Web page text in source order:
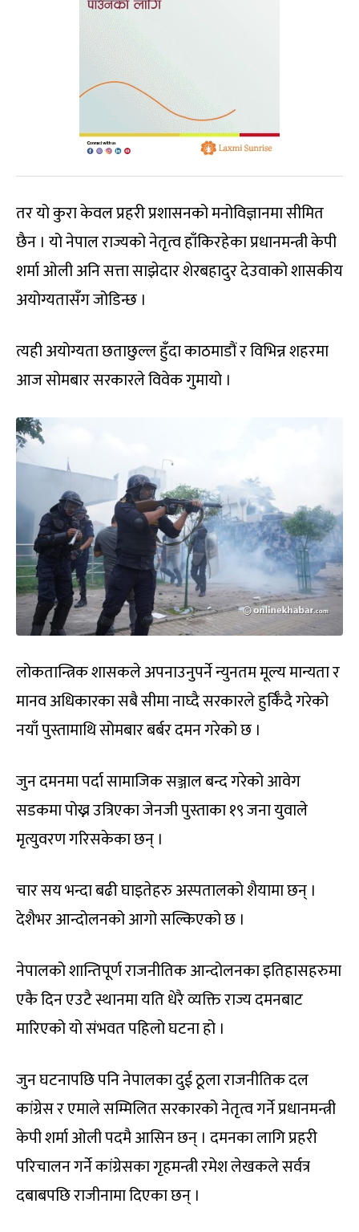
तर यो कुरा केवल प्रहरी प्रशासनको मनोविज्ञानमा सीमित
छैन । यो नेपाल राज्यको नेतृत्व हाँकिरहेका प्रधानमन्त्री केपी
शर्मा ओली अनि सत्ता साझेदार शेरबहादुर देउवाको शासकीय
अयोग्यतासँग जोडिन्छ ।
त्यही अयोग्यता छताछुल्ल हुँदा काठमाडौं र विभिन्न शहरमा
आज सोमबार सरकारले विवेक गुमायो ।
लोकतान्त्रिक शासकले अपनाउनुपर्ने न्युनतम मूल्य मान्यता र
मानव अधिकारका सबै सीमा नाघ्दै सरकारले हुर्किँदै गरेको
नयाँ पुस्तामाथि सोमबार बर्बर दमन गरेको छ ।
जुन दमनमा पर्दा सामाजिक सञ्जाल बन्द गरेको आवेग
सडकमा पोख्न उत्रिएका जेनजी पुस्ताका १९ जना युवाले
मृत्युवरण गरिसकेका छन् ।
चार सय भन्दा बढी घाइतेहरु अस्पतालको शैयामा छन् ।
देशैभर आन्दोलनको आगो सल्किएको छ ।
नेपालको शान्तिपूर्ण राजनीतिक आन्दोलनका इतिहासहरुमा
एकै दिन एउटै स्थानमा यति धेरै व्यक्ति राज्य दमनबाट
मारिएको यो संभवत पहिलो घटना हो ।
जुन घटनापछि पनि नेपालका दुई ठूला राजनीतिक दल
कांग्रेस र एमाले सम्मिलित सरकारको नेतृत्व गर्ने प्रधानमन्त्री
केपी शर्मा ओली पदमै आसिन छन् । दमनका लागि प्रहरी
परिचालन गर्ने कांग्रेसका गृहमन्त्री रमेश लेखकले सर्वत्र
दबाबपछि राजीनामा दिएका छन् ।